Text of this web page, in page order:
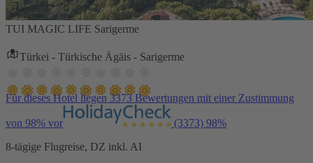
TUI MAGIC LIFE Sarigerme
Türkei - Türkische Ägäis - Sarigerme
Für dieses Hotel liegen 3373 Bewertungen mit einer Zustimmung
von 98% vor (3373) 98%
8-tägige Flugreise, DZ inkl. AI